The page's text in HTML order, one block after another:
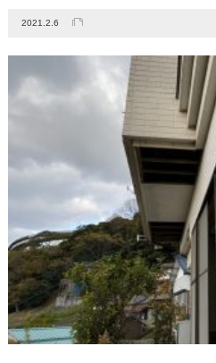
2021.2.6